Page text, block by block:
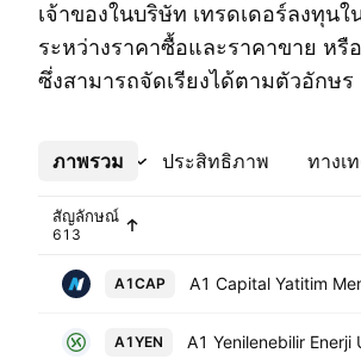
เจ้าของในบริษัท เทรดเดอร์ลงทุน
ระหว่างราคาซื้อและราคาขาย ห
ซึ่งสามารถจัดเรียงได้ตามตัวอักษร
ภาพรวม ประสิทธิภาพ ทางเ
เพิ่มเติม
สัญลักษณ์
A1CAP
A1YEN